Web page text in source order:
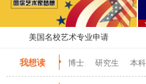
美国名校艺术专业申请
我想读 博士 研究生 本科